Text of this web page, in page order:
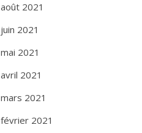
août 2021
juin 2021
mai 2021
avril 2021
mars 2021
février 2021